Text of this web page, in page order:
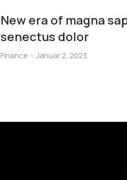
New era of magna
senectus dolor
Finance Januar 2, 2023